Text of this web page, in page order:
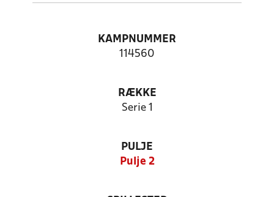
KAMPNUMMER
114560
RÆKKE
Serie 1
PULJE
Pulje 2